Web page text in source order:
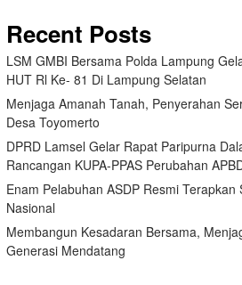
Recent Posts
LSM GMBI Bersama Polda Lampung
HUT Rl Ke- 81 Di Lampung Selatan
Menjaga Amanah Tanah, Penyerahan
Desa Toyomerto
DPRD Lamsel Gelar Rapat Paripurna
Rancangan KUPA-PPAS Perubahan
Enam Pelabuhan ASDP Resmi
Nasional
Membangun Kesadaran Bersama,
Generasi Mendatang